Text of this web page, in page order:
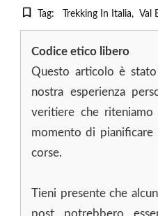
Tag: Trekking In Italia Val
Codice etico libero
Questo articolo è
nostra esperienza
veritiere che riteniamo
momento di
corse.
Tieni presente che
post potrebbero